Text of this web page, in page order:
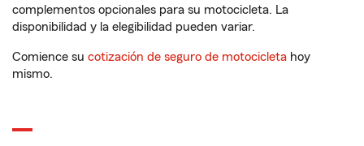
complementos opcionales para su motocicleta. La
disponibilidad y la elegibilidad pueden variar.
Comience su cotización de seguro de motocicleta hoy
mismo.